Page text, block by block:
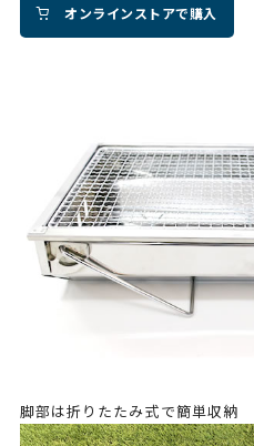
オンラインストアで購入
脚部は折りたたみ式で簡単収納